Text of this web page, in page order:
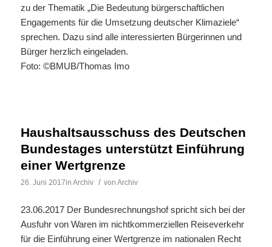
zu der Thematik „Die Bedeutung bürgerschaftlichen
Engagements für die Umsetzung deutscher Klimaziele“
sprechen. Dazu sind alle interessierten Bürgerinnen und
Bürger herzlich eingeladen.
Foto: ©BMUB/Thomas Imo
Haushaltsausschuss des Deutschen
Bundestages unterstützt Einführung
einer Wertgrenze
26. Juni 2017in Archiv / von Archiv
23.06.2017 Der Bundesrechnungshof spricht sich bei der
Ausfuhr von Waren im nichtkommerziellen Reiseverkehr
für die Einführung einer Wertgrenze im nationalen Recht